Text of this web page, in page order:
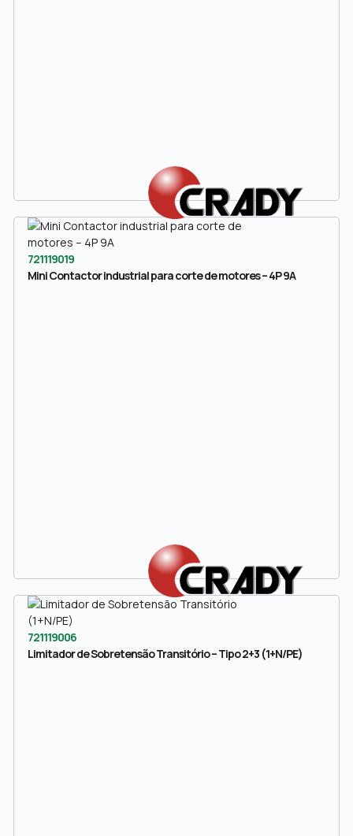
721119019
Mini Contactor industrial para corte de motores – 4P 9A
721119006
Limitador de Sobretensão Transitório – Tipo 2+3 (1+N/PE)